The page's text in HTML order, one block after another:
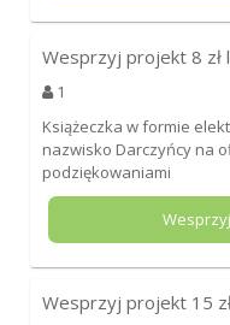
Wesprzyj projekt 8
1
Książeczka w formie
nazwisko Darczyńcy na
podziękowaniami
Wesprzyj projekt 15